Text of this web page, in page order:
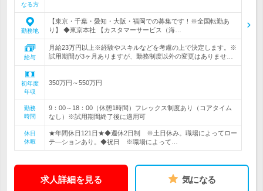
なる方
勤務地
【東京・千葉・愛知・大阪・福岡での募集です！※全国転勤あ
り】 ◆東京本社 【カスタマーサービス（海…
給与
月給23万円以上※経験やスキルなどを考慮の上で決定します。※
試用期間が3ヶ月ありますが、勤務制度以外の変更はありませ…
初年度
年収
350万円～550万円
勤務
時間
9：00～18：00（休憩1時間）フレックス制度あり（コアタイム
なし）※試用期間終了後に適用可
休日
休暇
★年間休日121日★◆週休2日制 ※土日休み。職場によってロー
テ―ションあり。◆祝日 ※職場によって…
求人詳細を見る 気になる